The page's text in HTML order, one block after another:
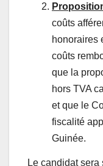
coûts
honoraires
coûts
que la
hors TVA
et que le
fiscalité
Guinée.
Le candidat